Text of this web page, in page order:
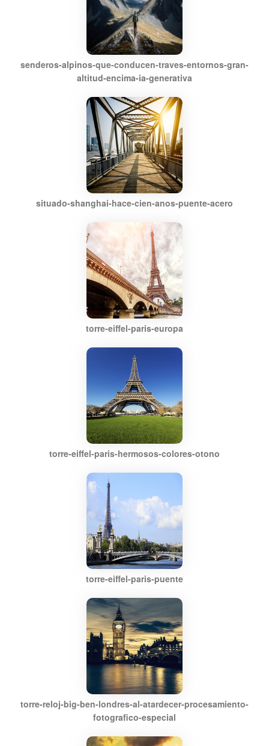
senderos-alpinos-que-conducen-traves-entornos-gran-
altitud-encima-ia-generativa
situado-shanghai-hace-cien-anos-puente-acero
torre-eiffel-paris-europa
torre-eiffel-paris-hermosos-colores-otono
torre-eiffel-paris-puente
torre-reloj-big-ben-londres-al-atardecer-procesamiento-
fotografico-especial